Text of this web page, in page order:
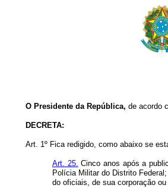
O Presidente da República, de acordo
DECRETA:
Art. 1º Fica redigido, como abaixo se
Art. 25. Cinco anos após a
Polícia Militar do Distrito
do oficiais, de sua corporação